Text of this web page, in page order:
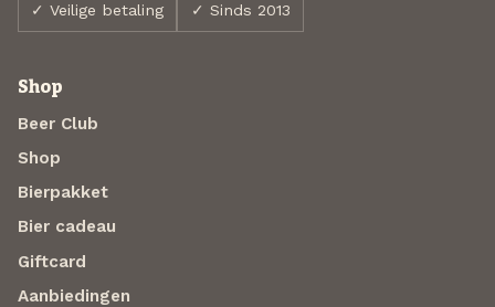
✓ Veilige betaling ✓ Sinds 2013
Shop
Beer Club
Shop
Bierpakket
Bier cadeau
Giftcard
Aanbiedingen